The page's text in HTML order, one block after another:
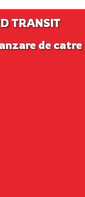
TRANSIT
de catre